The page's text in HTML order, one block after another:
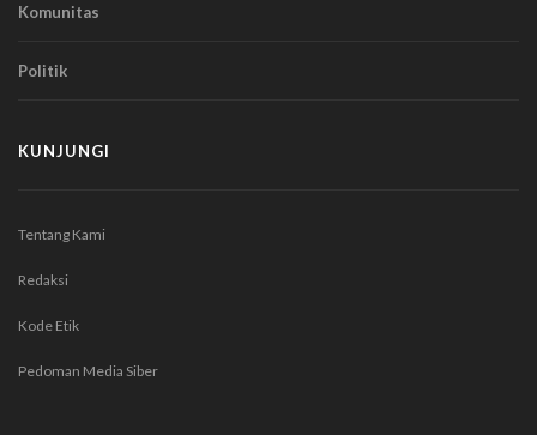
Komunitas
Politik
KUNJUNGI
Tentang Kami
Redaksi
Kode Etik
Pedoman Media Siber